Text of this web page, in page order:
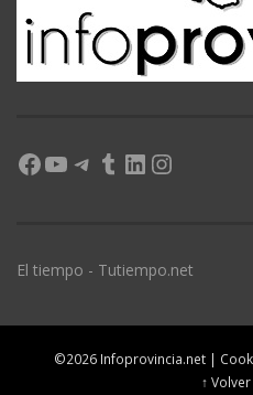
Facebook
YouTube
Telegram
Tumblr
LinkedIn
El tiempo - Tutiempo.net
©2026 Infoprovincia.net |
↑